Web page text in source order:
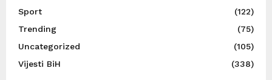
Sport
(122)
Trending
(75)
Uncategorized
(105)
Vijesti BiH
(338)